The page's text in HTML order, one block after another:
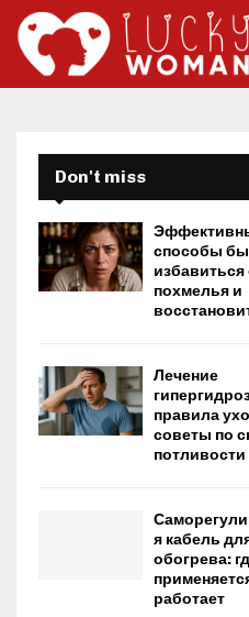
Don't miss
способы
избавиться
похмелья и
Лечение
правила
советы по
потливости
я кабель
обогрева:
работает